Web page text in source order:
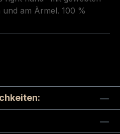
am Ärmel. 100 %